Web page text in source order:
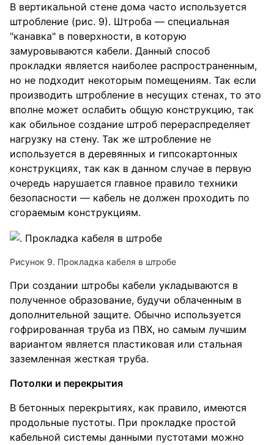
В вертикальной стене дома часто используется
штробление (рис. 9). Штроба — специальная
"канавка" в поверхности, в которую
замуровываются кабели. Данный способ
прокладки является наиболее распространенным,
но не подходит некоторым помещениям. Так если
производить штробление в несущих стенах, то это
вполне может ослабить общую конструкцию, так
как обильное создание штроб перераспределяет
нагрузку на стену. Так же штробление не
используется в деревянных и гипсокартонных
конструкциях, так как в данном случае в первую
очередь нарушается главное правило техники
безопасности — кабель не должен проходить по
сгораемым конструкциям.
Рисунок 9. Прокладка кабеля в штробе
При создании штробы кабели укладываются в
полученное образование, будучи облаченным в
дополнительной защите. Обычно используется
гофрированная труба из ПВХ, но самым лучшим
вариантом является пластиковая или стальная
заземленная жесткая труба.
Потолки и перекрытия
В бетонных перекрытиях, как правило, имеются
продольные пустоты. При прокладке простой
кабельной системы данными пустотами можно